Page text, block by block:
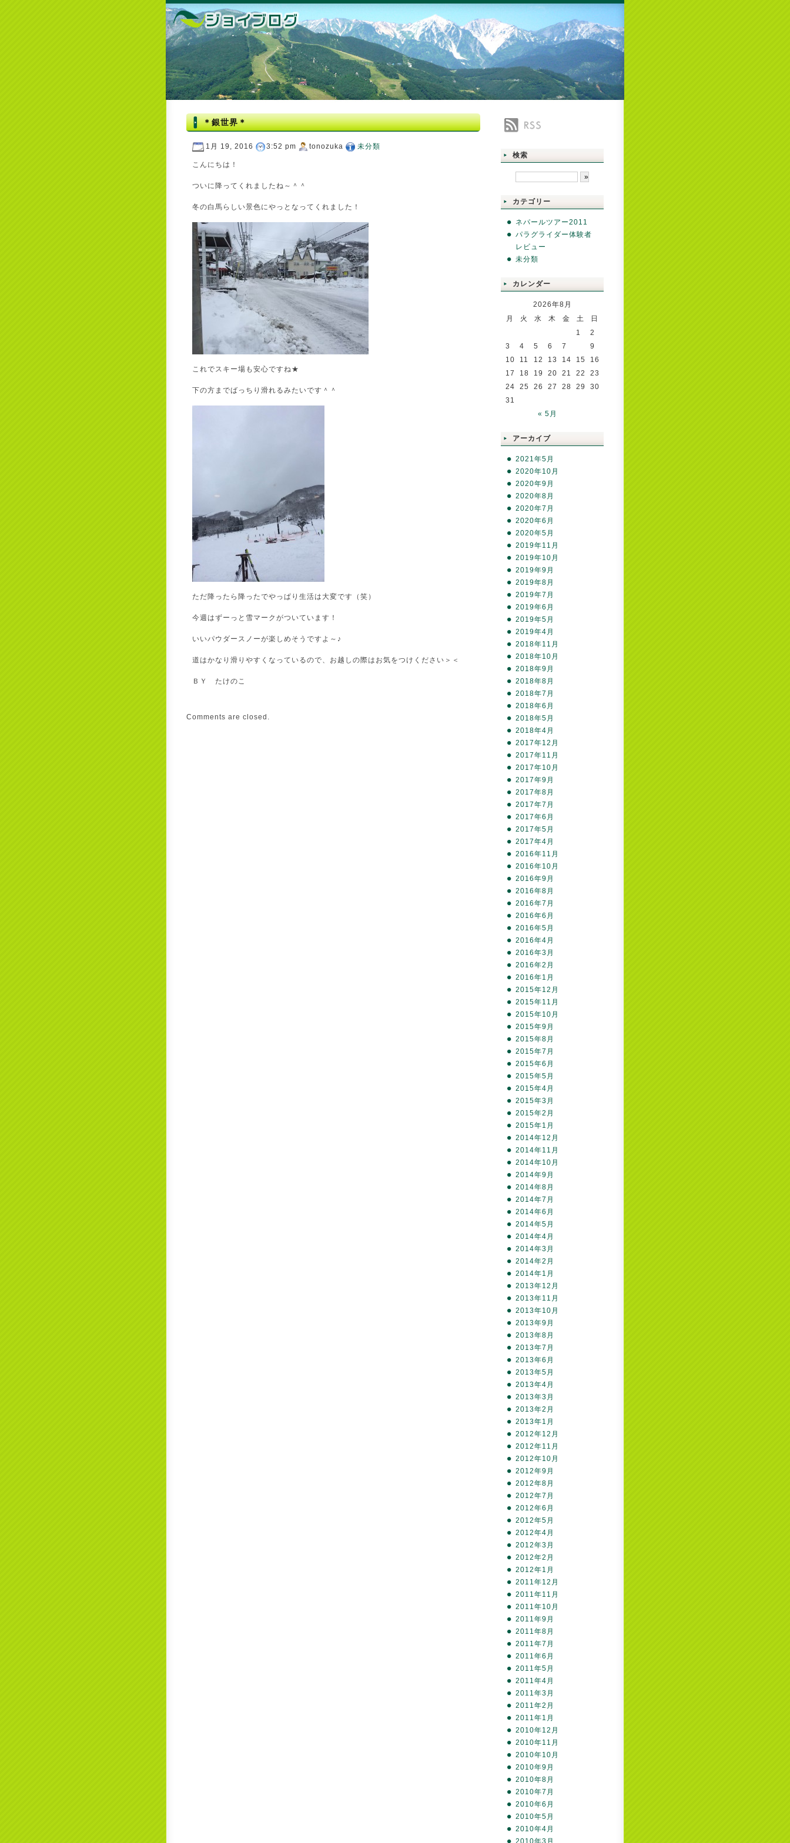
＊銀世界＊
1月 19, 2016 3:52 pm tonozuka 未分類
こんにちは！
ついに降ってくれましたね～＾＾
冬の白馬らしい景色にやっとなってくれました！
これでスキー場も安心ですね★
下の方までばっちり滑れるみたいです＾＾
ただ降ったら降ったでやっぱり生活は大変です（笑）
今週はずーっと雪マークがついています！
いいパウダースノーが楽しめそうですよ～♪
道はかなり滑りやすくなっているので、お越しの際はお気をつけください＞＜
ＢＹ たけのこ
Comments are closed.
検索
カテゴリー
ネパールツアー2011
パラグライダー体験者
レビュー
未分類
カレンダー
2026年8月
月
火 水 木 金 土
日
1
2
3
4 5 6 7
9
10
11 12 13 14 15
16
17
18 19 20 21 22
23
24
25 26 27 28 29
30
31
« 5月
アーカイブ
2021年5月
2020年10月
2020年9月
2020年8月
2020年7月
2020年6月
2020年5月
2019年11月
2019年10月
2019年9月
2019年8月
2019年7月
2019年6月
2019年5月
2019年4月
2018年11月
2018年10月
2018年9月
2018年8月
2018年7月
2018年6月
2018年5月
2018年4月
2017年12月
2017年11月
2017年10月
2017年9月
2017年8月
2017年7月
2017年6月
2017年5月
2017年4月
2016年11月
2016年10月
2016年9月
2016年8月
2016年7月
2016年6月
2016年5月
2016年4月
2016年3月
2016年2月
2016年1月
2015年12月
2015年11月
2015年10月
2015年9月
2015年8月
2015年7月
2015年6月
2015年5月
2015年4月
2015年3月
2015年2月
2015年1月
2014年12月
2014年11月
2014年10月
2014年9月
2014年8月
2014年7月
2014年6月
2014年5月
2014年4月
2014年3月
2014年2月
2014年1月
2013年12月
2013年11月
2013年10月
2013年9月
2013年8月
2013年7月
2013年6月
2013年5月
2013年4月
2013年3月
2013年2月
2013年1月
2012年12月
2012年11月
2012年10月
2012年9月
2012年8月
2012年7月
2012年6月
2012年5月
2012年4月
2012年3月
2012年2月
2012年1月
2011年12月
2011年11月
2011年10月
2011年9月
2011年8月
2011年7月
2011年6月
2011年5月
2011年4月
2011年3月
2011年2月
2011年1月
2010年12月
2010年11月
2010年10月
2010年9月
2010年8月
2010年7月
2010年6月
2010年5月
2010年4月
2010年3月